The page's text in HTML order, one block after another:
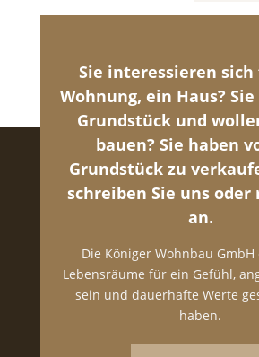
Sie interessieren
Wohnung, ein Haus?
Grundstück und
bauen? Sie haben
Grundstück zu
schreiben Sie uns oder
an.
Die Königer Wohnbau
Lebensräume für ein Gefühl,
sein und dauerhafte Werte
haben.